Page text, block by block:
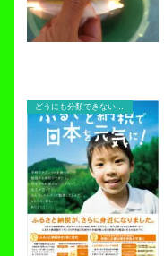
どうにも分類できないお役立ち記事！